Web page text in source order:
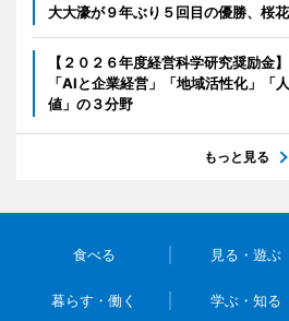
大大濠が９年ぶり５回目の優勝、桜
【２０２６年度経営科学研究奨励金
「AIと企業経営」「地域活性化」「
値」の３分野
もっと見る
食べる 見る・遊ぶ
暮らす・働く 学ぶ・知る